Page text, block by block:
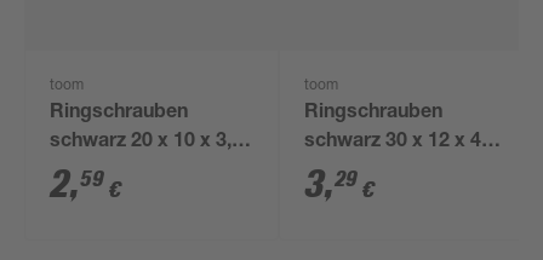
toom
Ringschrauben
schwarz 20 x 10 x 3,3
mm 4 Stück
2,59 €
toom
Ringschrauben
schwarz 30 x 12 x 4
mm 4 Stück
3,29 €